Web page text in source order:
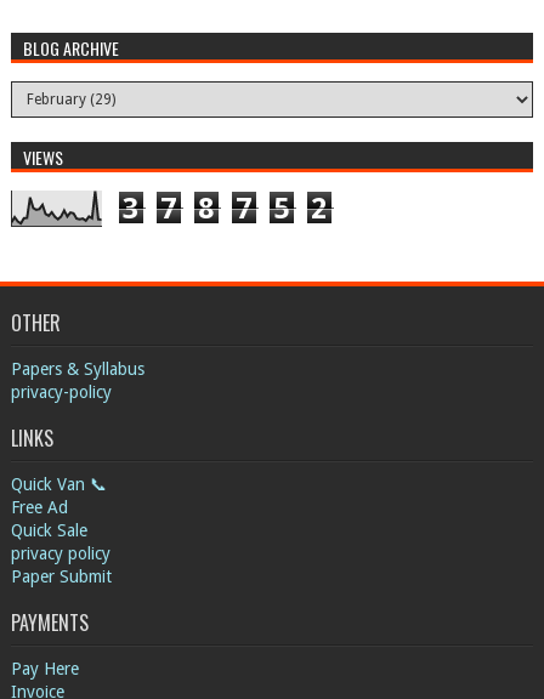
BLOG ARCHIVE
VIEWS
3 7 8 7 5 2
OTHER
Papers & Syllabus
privacy-policy
LINKS
Quick Van 📞
Free Ad
Quick Sale
privacy policy
Paper Submit
PAYMENTS
Pay Here
Invoice